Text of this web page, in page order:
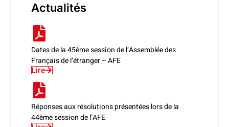
Actualités
Dates de la 45ème session de l’Assemblée des
Français de l’étranger – AFE
Lire
Réponses aux résolutions présentées lors de la
44ème session de l’AFE